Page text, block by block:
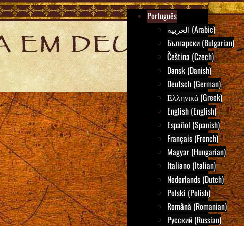
Português
العربية (Arabic)
Български (Bulgarian)
Čeština (Czech)
Dansk (Danish)
Deutsch (German)
Ελληνικά (Greek)
English (English)
Español (Spanish)
Français (French)
Magyar (Hungarian)
Italiano (Italian)
Nederlands (Dutch)
Polski (Polish)
Română (Romanian)
Русский (Russian)